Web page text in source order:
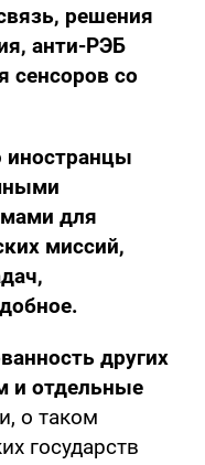
решения
анти-РЭБ
сенсоров со
иностранцы
для
миссий,
других
и отдельные
о таком
государств